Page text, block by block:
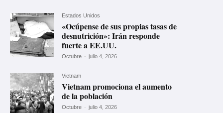
Estados Unidos
«Ocúpense de sus propias tasas de
desnutrición»: Irán responde
fuerte a EE.UU.
Octubre - julio 4, 2026
Vietnam
Vietnam promociona el aumento
de la población
Octubre - julio 4, 2026